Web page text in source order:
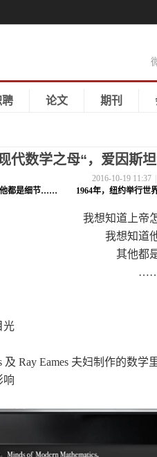
论文 期刊
代数学之母“，爱因斯
2016-10-19 11:37
其他都是细节…… 1964年，纽约举
我想知道上帝
我想知道
其他都
光
Eames 夫妇制作的数学